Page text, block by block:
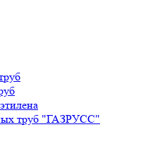
труб "ГАЗРУСС"